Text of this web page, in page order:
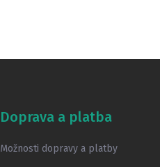
Doprava a platba
Možnosti dopravy a platby